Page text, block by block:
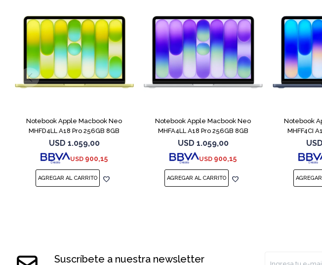
Notebook Apple Macbook Neo
MHFD4LL A18 Pro 256GB 8GB
Citrus
USD 1.059,00
USD 900,15
Notebook Apple Macbook Neo
MHFA4LL A18 Pro 256GB 8GB
Silver
USD 1.059,00
USD 900,15
Notebook
MHFF4CI
USD
Suscríbete a nuestra newsletter